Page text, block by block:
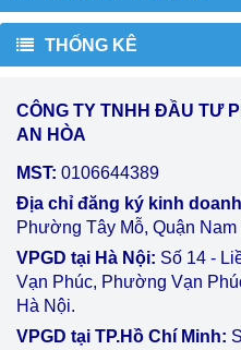
THỐNG KÊ
CÔNG TY TNHH ĐẦU TƯ
AN HÒA
MST: 0106644389
Địa chỉ đăng ký kinh
Phường Tây Mỗ, Quận
VPGD tại Hà Nội: Số 14 -
Vạn Phúc, Phường Vạn
Hà Nội.
VPGD tại TP.Hồ Chí Minh: